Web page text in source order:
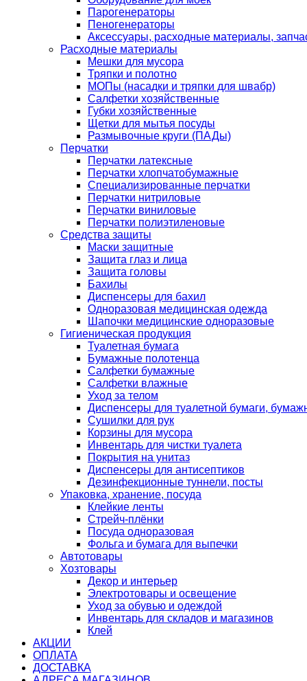
Парогенераторы
Пеногенераторы
Аксессуары, расходные материалы,
Расходные материалы
Мешки для мусора
Тряпки и полотно
МОПы (насадки и тряпки для швабр)
Салфетки хозяйственные
Губки хозяйственные
Щетки для мытья посуды
Размывочные круги (ПАДы)
Перчатки
Перчатки латексные
Перчатки хлопчатобумажные
Специализированные перчатки
Перчатки нитриловые
Перчатки виниловые
Перчатки полиэтиленовые
Средства защиты
Маски защитные
Защита глаз и лица
Защита головы
Бахилы
Диспенсеры для бахил
Одноразовая медицинская одежда
Шапочки медицинские одноразовые
Гигиеническая продукция
Туалетная бумага
Бумажные полотенца
Салфетки бумажные
Салфетки влажные
Уход за телом
Диспенсеры для туалетной бумаги,
Сушилки для рук
Корзины для мусора
Инвентарь для чистки туалета
Покрытия на унитаз
Диспенсеры для антисептиков
Дезинфекционные туннели, посты
Упаковка, хранение, посуда
Клейкие ленты
Стрейч-плёнки
Посуда одноразовая
Фольга и бумага для выпечки
Автотовары
Хозтовары
Декор и интерьер
Электротовары и освещение
Уход за обувью и одеждой
Инвентарь для складов и магазинов
Клей
АКЦИИ
ОПЛАТА
ДОСТАВКА